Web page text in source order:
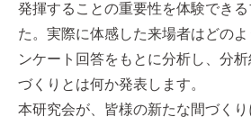
発揮することの重要性を体験でき
た。実際に体感した来場者はどの
ンケート回答をもとに分析し、分
づくりとは何か発表します。
本研究会が、皆様の新たな間づく